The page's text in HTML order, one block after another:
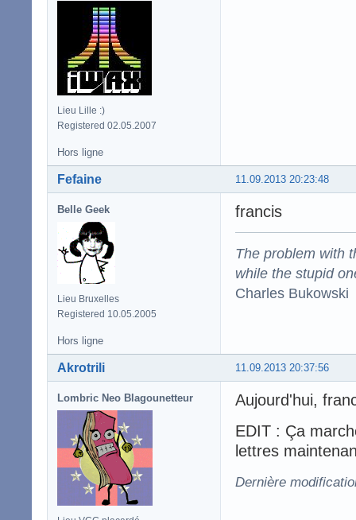
Lieu Lille :)
Registered 02.05.2007
Hors ligne
11.09.2013 20:23:48
Fefaine
Belle Geek
Lieu Bruxelles
Registered 10.05.2005
francis
The problem with
while the stupid
Charles Bukowski
Hors ligne
11.09.2013 20:37:56
Akrotrili
Lombric Neo Blagounetteur
Aujourd'hui,
EDIT : Ça
lettres
Dernière